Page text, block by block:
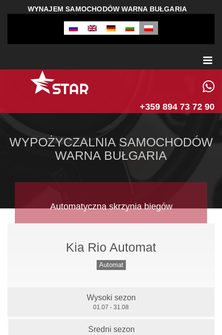
WYNAJEM SAMOCHODÓW WARNA BUŁGARIA
+359 894 73 72 90
WYPOŻYCZALNIA SAMOCHODÓW
WARNA BUŁGARIA
Automatyczna skrzynia biegów
7 miejsc
Kia Rio Automat
Automat
Wysoki sezon
01.07 - 31.08
Sredni sezon